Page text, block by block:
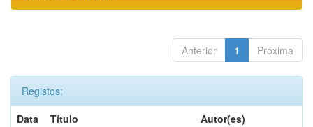
Anterior 1 Próxima
Registos:
Data
Título
Autor(es)